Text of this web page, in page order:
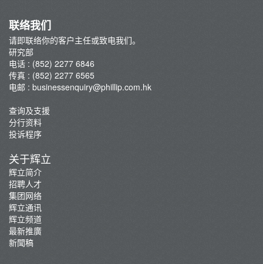
联络我们
请即联络你的客户主任或致电我们。
研究部
电话 : (852) 2277 6846
传真 : (852) 2277 6565
电邮 : businessenquiry@phillip.com.hk
查询及支援
分行资料
投诉程序
关于辉立
辉立简介
招聘人才
集团网络
辉立通讯
辉立频道
最新推廣
新聞稿